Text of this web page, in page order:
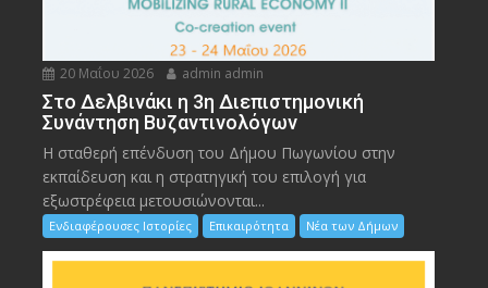
20 Μαΐου 2026 admin admin
Στο Δελβινάκι η 3η Διεπιστημονική
Συνάντηση Βυζαντινολόγων
Η σταθερή επένδυση του Δήμου Πωγωνίου στην
εκπαίδευση και η στρατηγική του επιλογή για
εξωστρέφεια μετουσιώνονται...
Ενδιαφέρουσες Ιστορίες Επικαιρότητα Νέα των Δήμων